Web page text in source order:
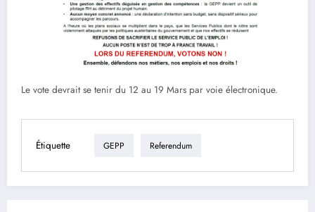
Le vote devrait se tenir du 12 au 19 Mars par voie électronique.
Étiquette GEPP Referendum